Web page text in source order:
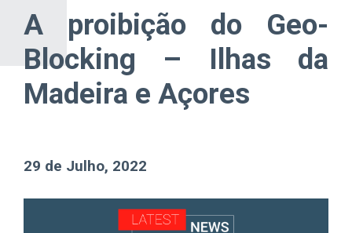
A proibição do Geo-
Blocking – Ilhas da
Madeira e Açores
29 de Julho, 2022